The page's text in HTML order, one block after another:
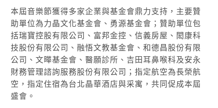
本屆音樂節獲得多家企業與基金會鼎力支持，主要贊
助單位為力晶文化基金會、勇源基金會；贊助單位包
括瑞寶控股有限公司、富邦金控、信義房屋、閎康科
技股份有限公司、融悟文教基金會、和德昌股份有限
公司、文曄基金會、醫願診所、吉田耳鼻喉科及安永
財務管理諮詢服務股份有限公司；指定航空為長榮航
空，指定住宿為台北晶華酒店與采寓，共同促成本屆
盛會。